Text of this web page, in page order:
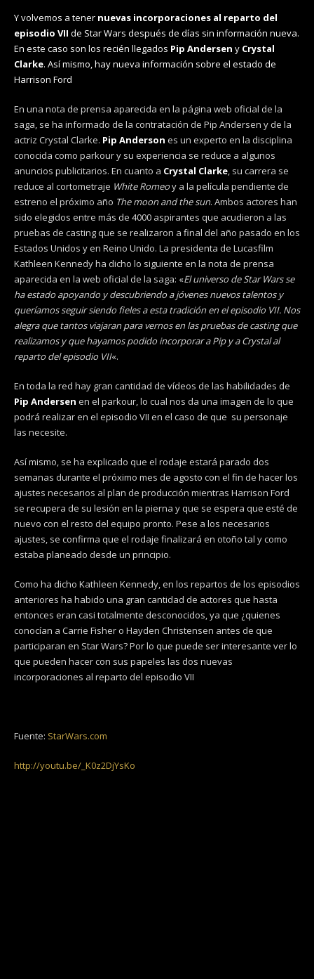
Y volvemos a tener nuevas incorporaciones al reparto del
episodio VII de Star Wars después de días sin información nueva.
En este caso son los recién llegados Pip Andersen y Crystal
Clarke. Así mismo, hay nueva información sobre el estado de
Harrison Ford
En una nota de prensa aparecida en la página web oficial de la
saga, se ha informado de la contratación de Pip Andersen y de la
actriz Crystal Clarke. Pip Anderson es un experto en la disciplina
conocida como parkour y su experiencia se reduce a algunos
anuncios publicitarios. En cuanto a Crystal Clarke, su carrera se
reduce al cortometraje White Romeoy a la película pendiente de
estreno el próximo año The moon and the sun. Ambos actores han
sido elegidos entre más de 4000 aspirantes que acudieron a las
pruebas de casting que se realizaron a final del año pasado en los
Estados Unidos y en Reino Unido. La presidenta de Lucasfilm
Kathleen Kennedy ha dicho lo siguiente en la nota de prensa
aparecida en la web oficial de la saga: «El universo de Star Wars se
ha estado apoyando y descubriendo a jóvenes nuevos talentos y
queríamos seguir siendo fieles a esta tradición en el episodio VII. Nos
alegra que tantos viajaran para vernos en las pruebas de casting que
realizamos y que hayamos podido incorporar a Pip y a Crystal al
reparto del episodio VII«.
En toda la red hay gran cantidad de vídeos de las habilidades de
Pip Andersen en el parkour, lo cual nos da una imagen de lo que
podrá realizar en el episodio VII en el caso de que su personaje
las necesite.
Así mismo, se ha explicado que el rodaje estará parado dos
semanas durante el próximo mes de agosto con el fin de hacer los
ajustes necesarios al plan de producción mientras Harrison Ford
se recupera de su lesión en la pierna y que se espera que esté de
nuevo con el resto del equipo pronto. Pese a los necesarios
ajustes, se confirma que el rodaje finalizará en otoño tal y como
estaba planeado desde un principio.
Como ha dicho Kathleen Kennedy, en los repartos de los episodios
anteriores ha habido una gran cantidad de actores que hasta
entonces eran casi totalmente desconocidos, ya que ¿quienes
conocían a Carrie Fisher o Hayden Christensen antes de que
participaran en Star Wars? Por lo que puede ser interesante ver lo
que pueden hacer con sus papeles las dos nuevas
incorporaciones al reparto del episodio VII
Fuente: StarWars.com
http://youtu.be/_K0z2DjYsKo